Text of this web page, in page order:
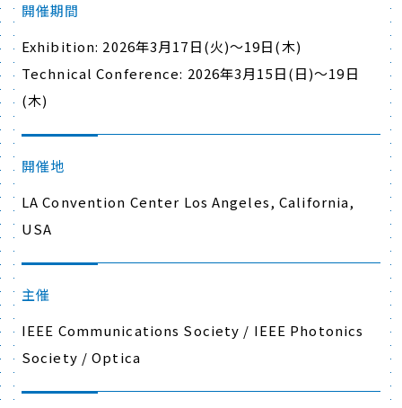
開催期間
Exhibition: 2026年3月17日(火)～19日(木)
Technical Conference: 2026年3月15日(日)～19日
(木)
開催地
LA Convention Center Los Angeles, California,
USA
主催
IEEE Communications Society / IEEE Photonics
Society / Optica